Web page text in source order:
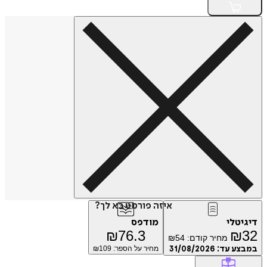
איזה פורמט בא לך?
₪ מחיר קודם: ₪54
עד:31/08/2026
מודפס
₪76.3
מחיר על הספר: ₪109